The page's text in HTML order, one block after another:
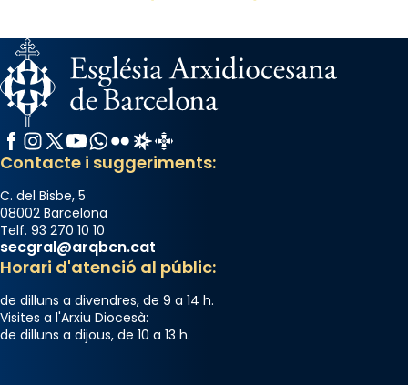
Facebook
Instagram
X / Twitter
YouTube
WhatsApp
FlickrRadio Estel
Catalunya Cristiana
Contacte i suggeriments:
C. del Bisbe, 5
08002 Barcelona
Telf. 93 270 10 10
secgral@arqbcn.cat
Horari d'atenció al públic:
de dilluns a divendres, de 9 a 14 h.
Visites a l'Arxiu Diocesà:
de dilluns a dijous, de 10 a 13 h.